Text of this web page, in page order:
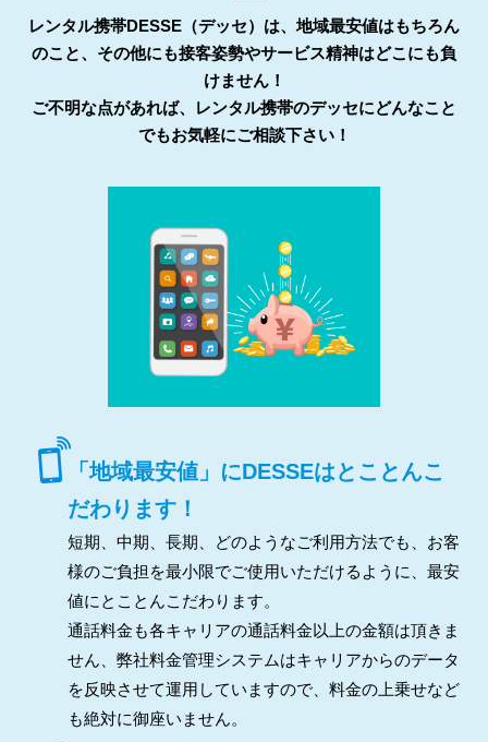
レンタル携帯DESSE（デッセ）は、地域最安値はもちろん
のこと、その他にも接客姿勢やサービス精神はどこにも負
けません！
ご不明な点があれば、レンタル携帯のデッセにどんなこと
でもお気軽にご相談下さい！
「地域最安値」にDESSEはとことんこ
だわります！
短期、中期、長期、どのようなご利用方法でも、お客
様のご負担を最小限でご使用いただけるように、最安
値にとことんこだわります。
通話料金も各キャリアの通話料金以上の金額は頂きま
せん、弊社料金管理システムはキャリアからのデータ
を反映させて運用していますので、料金の上乗せなど
も絶対に御座いません。